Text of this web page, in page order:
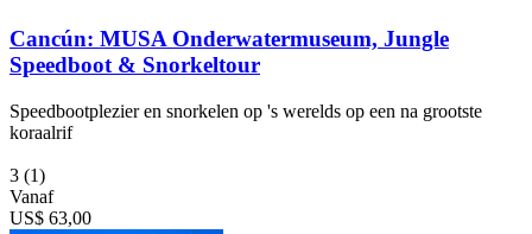
Cancún: MUSA Onderwatermuseum, Jungle
Speedboot & Snorkeltour
Speedbootplezier en snorkelen op 's werelds op een na grootste
koraalrif
3 (1)
Vanaf
US$ 63,00